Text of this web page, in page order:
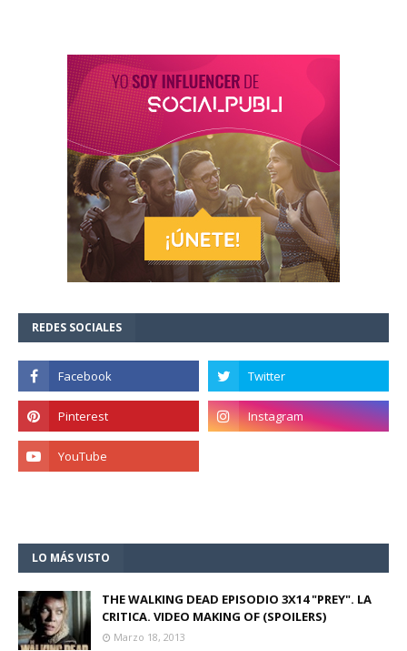
REDES SOCIALES
LO MÁS VISTO
THE WALKING DEAD EPISODIO 3X14 "PREY". LA
CRITICA. VIDEO MAKING OF (SPOILERS)
Marzo 18, 2013